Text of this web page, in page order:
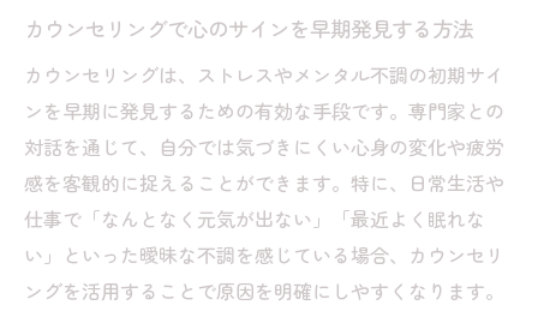
カウンセリングが心の健康維持に果たす重
要性
カウンセリングと組み合わせたセルフケア方法
カウンセリングを活用したストレスセルフ
ケア術
ストレスチェックと自己対処法の選び方
カウンセリング相談を通じてできる日常ケ
カウンセリングで心のサインを早期発見する方法
カウンセリングは、ストレスやメンタル不調の初期サイ
ンを早期に発見するための有効な手段です。専門家との
対話を通じて、自分では気づきにくい心身の変化や疲労
感を客観的に捉えることができます。特に、日常生活や
仕事で「なんとなく元気が出ない」「最近よく眠れな
い」といった曖昧な不調を感じている場合、カウンセリ
ングを活用することで原因を明確にしやすくなります。